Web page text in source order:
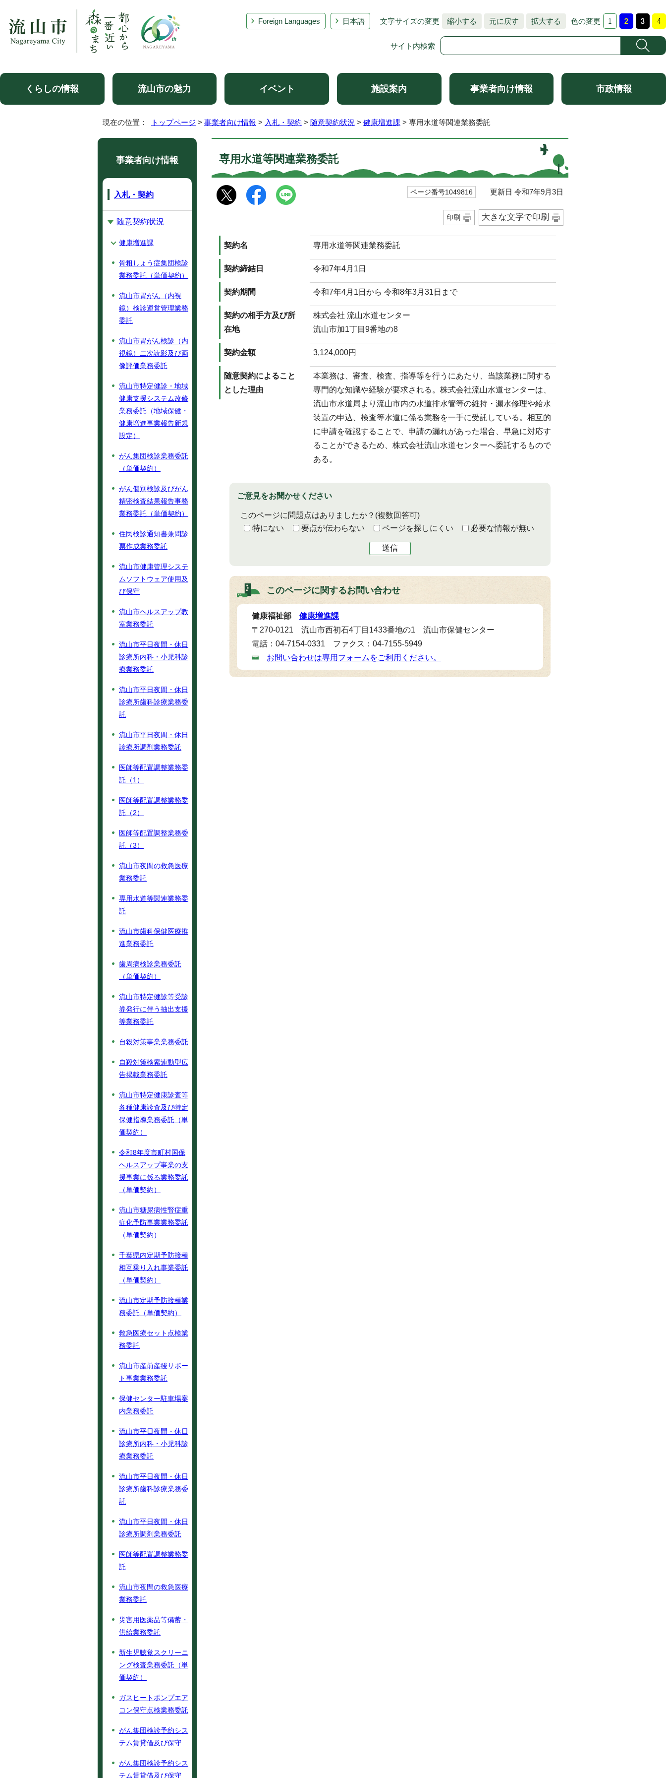
Foreign Languages 日本語 文字サイズの変更 縮小する 元に戻す 拡大する 色の変更
サイト内検索
くらしの情報 流山市の魅力 イベント 施設案内 事業者向け情報 市政情報
現在の位置： トップページ > 事業者向け情報 > 入札・契約 > 随意契約状況 > 健康増進課 > 専用水道等関連業務委託
専用水道等関連業務委託
ページ番号1049816 更新日 令和7年9月3日
印刷 大きな文字で印刷
契約名 専用水道等関連業務委託
契約締結日 令和7年4月1日
契約期間 令和7年4月1日から 令和8年3月31日まで
契約の相手方及び所
在地
株式会社 流山水道センター
流山市加1丁目9番地の8
契約金額 3,124,000円
随意契約によること
とした理由
本業務は、審査、検査、指導等を行うにあたり、当該業務に関する
専門的な知識や経験が要求される。株式会社流山水道センターは、
流山市水道局より流山市内の水道排水管等の維持・漏水修理や給水
装置の申込、検査等水道に係る業務を一手に受託している。相互的
に申請を確認することで、申請の漏れがあった場合、早急に対応す
ることができるため、株式会社流山水道センターへ委託するもので
ある。
ご意見をお聞かせください
このページに問題点はありましたか？ (複数回答可)
特にない
要点が伝わらない ページを探しにくい 必要な情報が無い
送信
このページに関するお問い合わせ
健康福祉部 健康増進課
〒270-0121 流山市西初石4丁目1433番地の1 流山市保健センター
電話：04-7154-0331 ファクス：04-7155-5949
お問い合わせは専用フォームをご利用ください。
事業者向け情報
入札・契約
随意契約状況
健康増進課
骨粗しょう症集団検診
業務委託（単価契約）
流山市胃がん（内視
鏡）検診運営管理業務
委託
流山市胃がん検診（内
視鏡）二次読影及び画
像評価業務委託
流山市特定健診・地域
健康支援システム改修
業務委託（地域保健・
健康増進事業報告新規
設定）
がん集団検診業務委託
（単価契約）
がん個別検診及びがん
精密検査結果報告事務
業務委託（単価契約）
住民検診通知書兼問診
票作成業務委託
流山市健康管理システ
ムソフトウェア使用及
び保守
流山市ヘルスアップ教
室業務委託
流山市平日夜間・休日
診療所内科・小児科診
療業務委託
流山市平日夜間・休日
診療所歯科診療業務委
託
流山市平日夜間・休日
診療所調剤業務委託
医師等配置調整業務委
託（1）
医師等配置調整業務委
託（2）
医師等配置調整業務委
託（3）
流山市夜間の救急医療
業務委託
専用水道等関連業務委
託
流山市歯科保健医療推
進業務委託
歯周病検診業務委託
（単価契約）
流山市特定健診等受診
券発行に伴う抽出支援
等業務委託
自殺対策事業業務委託
自殺対策検索連動型広
告掲載業務委託
流山市特定健康診査等
各種健康診査及び特定
保健指導業務委託（単
価契約）
令和8年度市町村国保
ヘルスアップ事業の支
援事業に係る業務委託
（単価契約）
流山市糖尿病性腎症重
症化予防事業業務委託
（単価契約）
千葉県内定期予防接種
相互乗り入れ事業委託
（単価契約）
流山市定期予防接種業
務委託（単価契約）
救急医療セット点検業
務委託
流山市産前産後サポー
ト事業業務委託
保健センター駐車場案
内業務委託
流山市平日夜間・休日
診療所内科・小児科診
療業務委託
流山市平日夜間・休日
診療所歯科診療業務委
託
流山市平日夜間・休日
診療所調剤業務委託
医師等配置調整業務委
託
流山市夜間の救急医療
業務委託
災害用医薬品等備蓄・
供給業務委託
新生児聴覚スクリーニ
ング検査業務委託（単
価契約）
ガスヒートポンプエア
コン保守点検業務委託
がん集団検診予約シス
テム賃貸借及び保守
がん集団検診予約シス
テム賃貸借及び保守